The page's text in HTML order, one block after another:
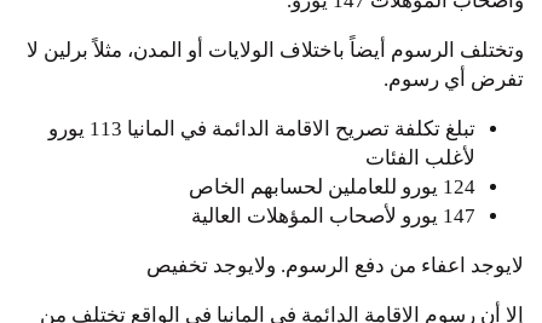
وتختلف الرسوم أيضاً باختلاف الولايات أو المدن، مثلاً برلين لا
تفرض أي رسوم.
تبلغ تكلفة تصريح الاقامة الدائمة في المانيا 113 يورو
لأغلب الفئات
124 يورو للعاملين لحسابهم الخاص
147 يورو لأصحاب المؤهلات العالية
لايوجد اعفاء من دفع الرسوم. ولايوجد تخفيص
إلا أن رسوم الاقامة الدائمة في المانيا في الواقع تختلف من